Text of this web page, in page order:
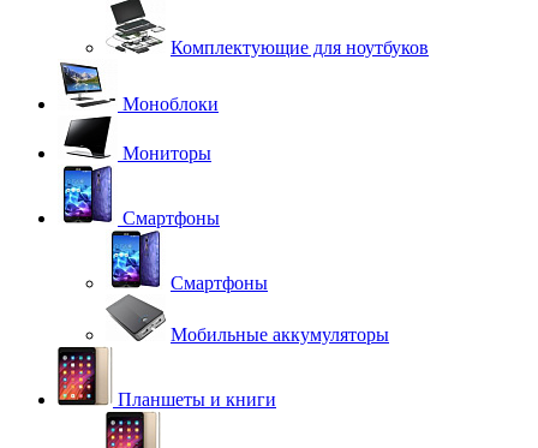
Комплектующие для ноутбуков
Моноблоки
Мониторы
Смартфоны
Смартфоны
Мобильные аккумуляторы
Планшеты и книги